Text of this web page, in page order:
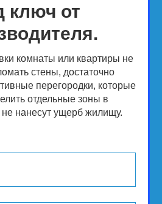
ключ от
комнаты или квартиры не
стены, достаточно
перегородки, которые
отдельные зоны в
не нанесут ущерб жилищу.